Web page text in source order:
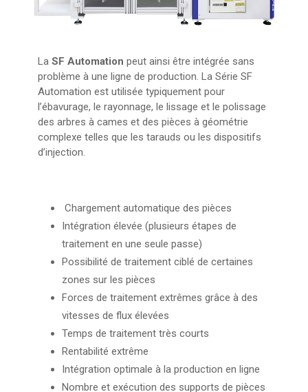
La SF Automation peut ainsi être intégrée sans
problème à une ligne de production. La Série SF
Automation est utilisée typiquement pour
l’ébavurage, le rayonnage, le lissage et le polissage
des arbres à cames et des pièces à géométrie
complexe telles que les tarauds ou les dispositifs
d’injection.
Chargement automatique des pièces
Intégration élevée (plusieurs étapes de
traitement en une seule passe)
Possibilité de traitement ciblé de certaines
zones sur les pièces
Forces de traitement extrêmes grâce à des
vitesses de flux élevées
Temps de traitement très courts
Rentabilité extrême
Intégration optimale à la production en ligne
Nombre et exécution des supports de pièces